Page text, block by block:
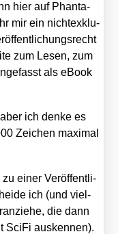
hier auf Phan­ta­
mir ein nicht­ex­klu­
zum Lesen, zum
als eBook
ich den­ke es
Zei­chen maxi­mal
zu einer Ver­öf­fent­li­
ich (und viel­
die dann
Sci­Fi aus­ken­nen).